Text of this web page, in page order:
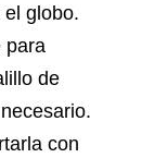
globo.
para
de
con